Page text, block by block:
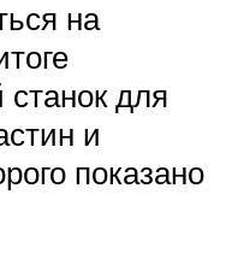
на
для
и
показано